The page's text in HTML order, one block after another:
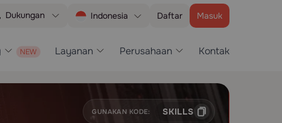
Dukungan Indonesia Daftar Masuk
Layanan Perusahaan Kontak
GUNAKAN KODE: SKILLS